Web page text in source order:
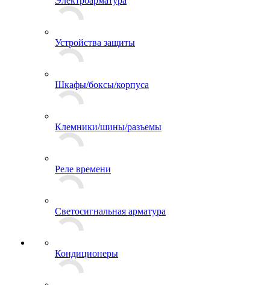
Устройства защиты
Шкафы/боксы/корпуса
Клемники/шины/разъемы
Реле времени
Светосигнальная арматура
Кондиционеры